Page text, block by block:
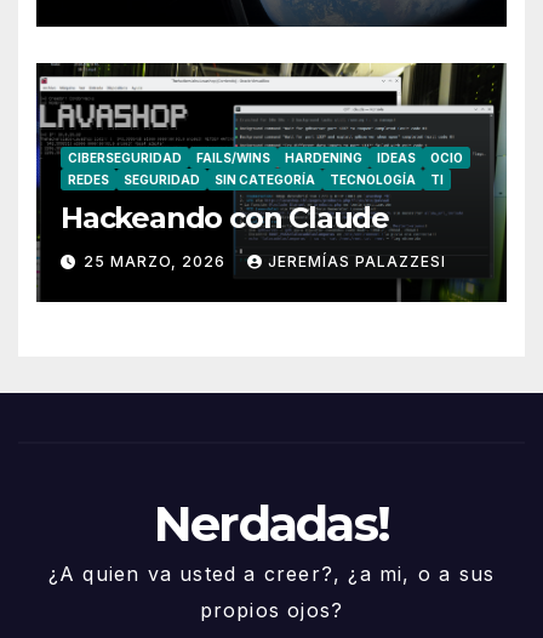
CIBERSEGURIDAD FAILS/WINS HARDENING IDEAS
OCIO
REDES
SEGURIDAD SIN CATEGORÍA TECNOLOGÍA TI
Hackeando con Claude
25 MARZO, 2026 JEREMÍAS PALAZZESI
Nerdadas!
¿A quien va usted a creer?, ¿a mi, o a sus
propios ojos?